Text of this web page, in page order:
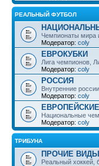
РЕАЛЬНЫЙ ФУТБОЛ
Чемпионаты мира
Модератор: coly
ЕВРОКУБКИ
Лига чемпионов,
Модератор: coly
РОССИЯ
Внутренние
Модератор: coly
Национальные
Модератор: coly
ТРИБУНА
ПРОЧИЕ
Реальный хоккей,